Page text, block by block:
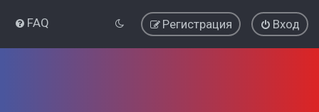
FAQ Вход
Регистрация